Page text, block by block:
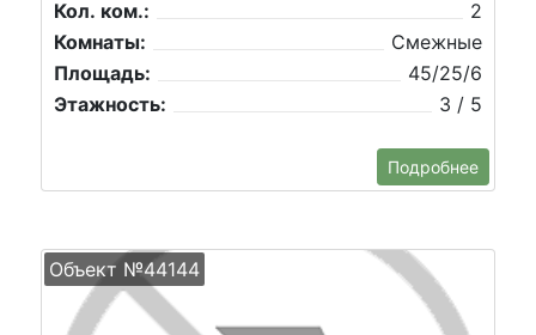
Кол. ком.:
2
Комнаты:
Смежные
Площадь:
45/25/6
Этажность:
3 / 5
Подробнее
Объект №44144